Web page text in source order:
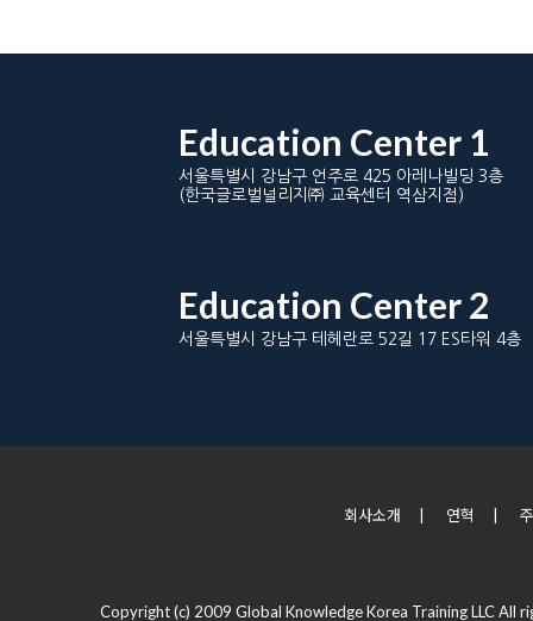
Education Center 1
서울특별시 강남구 언주로 425 아레나빌딩 3층
(한국글로벌널리지㈜ 교육센터 역삼지점)
Education Center 2
서울특별시 강남구 테헤란로 52길 17 ES타워 4층
회사소개 연혁
Copyright (c) 2009 Global Knowledge Korea Training LLC All